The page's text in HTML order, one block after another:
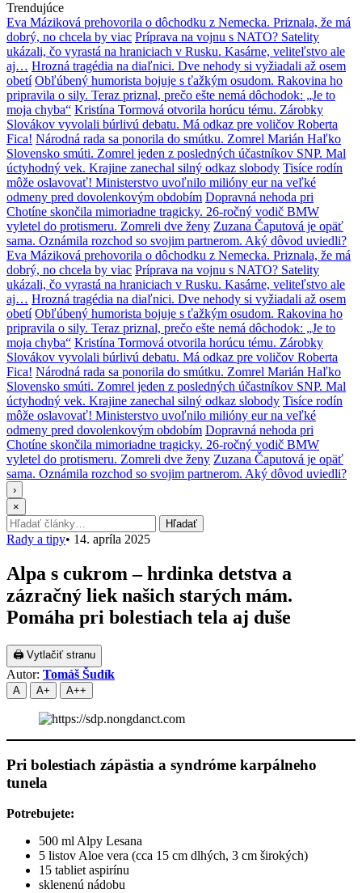
Trendujúce
Eva Máziková prehovorila o dôchodku z Nemecka. Priznala, že má
dobrý, no chcela by viac Príprava na vojnu s NATO? Satelity
ukázali, čo vyrastá na hraniciach v Rusku. Kasárne, veliteľstvo ale
aj… Hrozná tragédia na diaľnici. Dve nehody si vyžiadali až osem
obetí Obľúbený humorista bojuje s ťažkým osudom. Rakovina ho
pripravila o sily. Teraz priznal, prečo ešte nemá dôchodok: „Je to
moja chyba“ Kristína Tormová otvorila horúcu tému. Zárobky
Slovákov vyvolali búrlivú debatu. Má odkaz pre voličov Roberta
Fica! Národná rada sa ponorila do smútku. Zomrel Marián Haľko
Slovensko smúti. Zomrel jeden z posledných účastníkov SNP. Mal
úctyhodný vek. Krajine zanechal silný odkaz slobody Tisíce rodín
môže oslavovať! Ministerstvo uvoľnilo milióny eur na veľké
odmeny pred dovolenkovým obdobím Dopravná nehoda pri
Chotíne skončila mimoriadne tragicky. 26-ročný vodič BMW
vyletel do protismeru. Zomreli dve ženy Zuzana Čaputová je opäť
sama. Oznámila rozchod so svojim partnerom. Aký dôvod uviedli?
Eva Máziková prehovorila o dôchodku z Nemecka. Priznala, že má
dobrý, no chcela by viac Príprava na vojnu s NATO? Satelity
ukázali, čo vyrastá na hraniciach v Rusku. Kasárne, veliteľstvo ale
aj… Hrozná tragédia na diaľnici. Dve nehody si vyžiadali až osem
obetí Obľúbený humorista bojuje s ťažkým osudom. Rakovina ho
pripravila o sily. Teraz priznal, prečo ešte nemá dôchodok: „Je to
moja chyba“ Kristína Tormová otvorila horúcu tému. Zárobky
Slovákov vyvolali búrlivú debatu. Má odkaz pre voličov Roberta
Fica! Národná rada sa ponorila do smútku. Zomrel Marián Haľko
Slovensko smúti. Zomrel jeden z posledných účastníkov SNP. Mal
úctyhodný vek. Krajine zanechal silný odkaz slobody Tisíce rodín
môže oslavovať! Ministerstvo uvoľnilo milióny eur na veľké
odmeny pred dovolenkovým obdobím Dopravná nehoda pri
Chotíne skončila mimoriadne tragicky. 26-ročný vodič BMW
vyletel do protismeru. Zomreli dve ženy Zuzana Čaputová je opäť
sama. Oznámila rozchod so svojim partnerom. Aký dôvod uviedli?
›
×
Hľadať: Hľadať
Rady a tipy• 14. apríla 2025
Alpa s cukrom – hrdinka detstva a
zázračný liek našich starých mám.
Pomáha pri bolestiach tela aj duše
🖨 Vytlačiť stranu
Autor: Tomáš Šudík
A A+ A++
Pri bolestiach zápästia a syndróme karpálneho
tunela
Potrebujete:
500 ml Alpy Lesana
5 listov Aloe vera (cca 15 cm dlhých, 3 cm širokých)
15 tabliet aspirínu
sklenenú nádobu